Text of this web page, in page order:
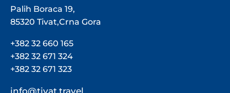
Palih Boraca 19,
85320 Tivat,Crna Gora
+382 32 660 165
+382 32 671 324
+382 32 671 323